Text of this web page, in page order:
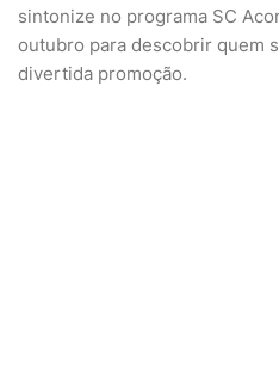
sintonize no programa SC
outubro para descobrir quem
divertida promoção.